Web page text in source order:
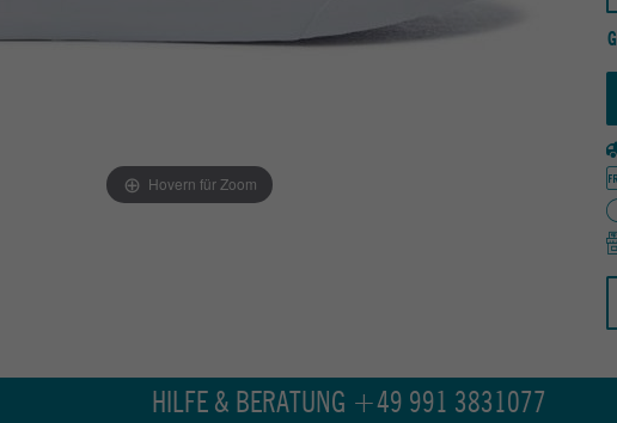
Hovern für Zoom
HILFE & BERATUNG +49 991 3831077